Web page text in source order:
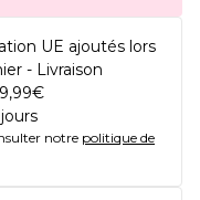
UE ajoutés lors
- Livraison
notre politique de